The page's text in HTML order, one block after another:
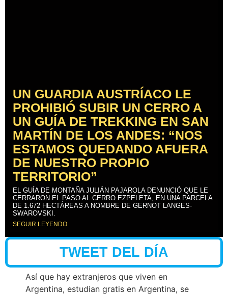
UN GUARDIA AUSTRÍACO LE
PROHIBIÓ SUBIR UN CERRO A
UN GUÍA DE TREKKING EN SAN
MARTÍN DE LOS ANDES: “NOS
ESTAMOS QUEDANDO AFUERA
DE NUESTRO PROPIO
TERRITORIO”
EL GUÍA DE MONTAÑA JULIÁN PAJAROLA DENUNCIÓ QUE LE
CERRARON EL PASO AL CERRO EZPELETA, EN UNA PARCELA
DE 1.672 HECTÁREAS A NOMBRE DE GERNOT LANGES-
SWAROVSKI.
SEGUIR LEYENDO
TWEET DEL DÍA
Así que hay extranjeros que viven en
Argentina, estudian gratis en Argentina, se